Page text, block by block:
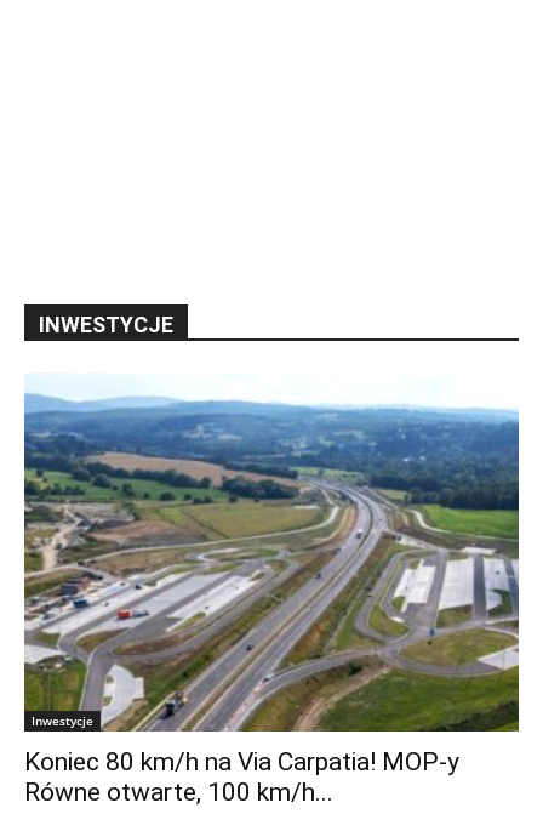
INWESTYCJE
Inwestycje
Koniec 80 km/h na Via Carpatia! MOP-y
Równe otwarte, 100 km/h...